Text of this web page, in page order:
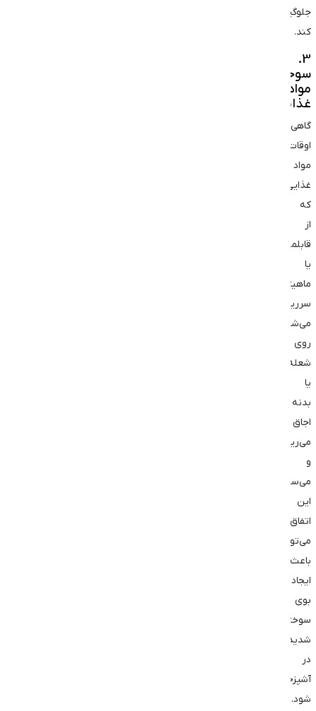
جلوگیری
کند.
3.
سوختن
مواد
غذایی
گاهی
اوقات
مواد
غذایی
که
از
قابلمه
یا
ماهیتابه
سرریز
می‌شوند،
روی
شعله
یا
بدنه
اجاق
می‌ریزند
و
می‌سوزند.
این
اتفاق
می‌تواند
باعث
ایجاد
بوی
سوختگی
شدید
در
آشپزخانه
شود.